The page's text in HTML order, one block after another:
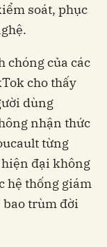
soát, phục
chóng của các
cho thấy
dùng
nhận thức
từng
đại không
hệ thống giám
bao trùm đời